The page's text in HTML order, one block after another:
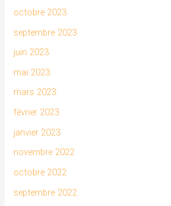
octobre 2023
septembre 2023
juin 2023
mai 2023
mars 2023
février 2023
janvier 2023
novembre 2022
octobre 2022
septembre 2022